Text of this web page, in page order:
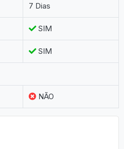
7 Dias
SIM
SIM
NÃO